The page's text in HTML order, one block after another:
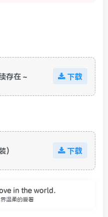
存在～ 下载
） 下载
in the world.
温柔的爱着